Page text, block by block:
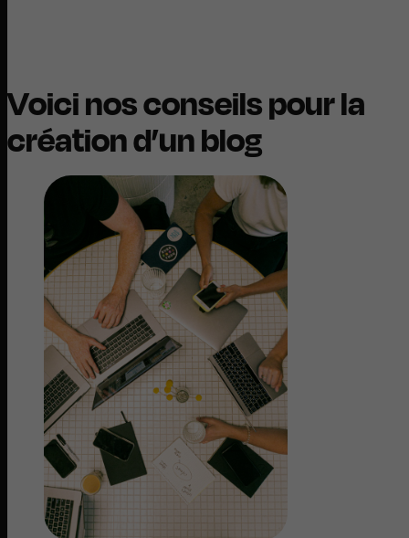
Voici nos conseils pour la
création d’un blog